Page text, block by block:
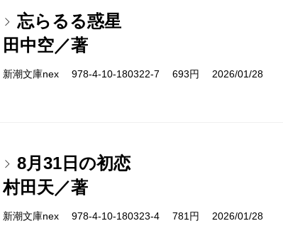
忘らるる惑星
田中空／著
新潮文庫nex 978-4-10-180322-7 693円 2026/01/28
8月31日の初恋
村田天／著
新潮文庫nex 978-4-10-180323-4 781円 2026/01/28